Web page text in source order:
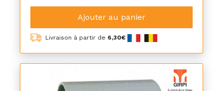
Ajouter au panier
Livraison à partir de 6,30€